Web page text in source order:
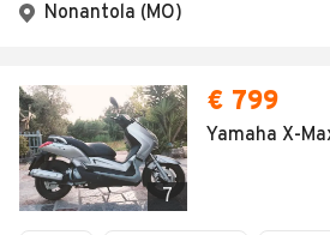
Nonantola (MO)
7
€ 799
Yamaha X-